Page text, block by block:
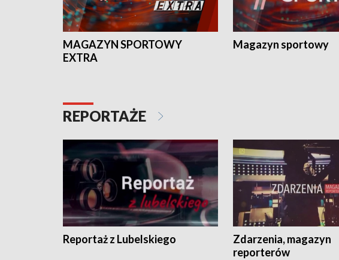
MAGAZYN SPORTOWY
EXTRA
Magazyn sportowy
REPORTAŻE
Reportaż z Lubelskiego
Zdarzenia, magazyn
reporterów